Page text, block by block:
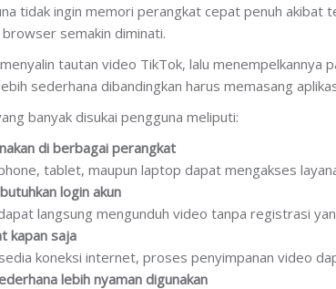
tidak ingin memori perangkat cepat penuh akibat
semakin diminati.
tautan video TikTok, lalu menempelkannya
sederhana dibandingkan harus memasang
banyak disukai pengguna meliputi:
di berbagai perangkat
tablet, maupun laptop dapat mengakses
login akun
langsung mengunduh video tanpa registrasi
kapan saja
koneksi internet, proses penyimpanan video
lebih nyaman digunakan